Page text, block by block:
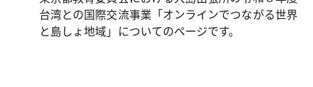
台湾との国際交流事業「オンラインでつながる世界
と島しょ地域」についてのページです。